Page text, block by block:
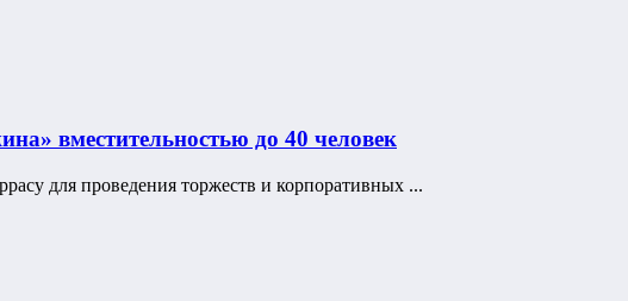
вместительностью до 40 человек
для проведения торжеств и корпоративных ...